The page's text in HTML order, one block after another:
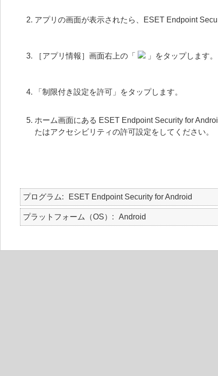
アプリの画面が表示されたら、ESET Endpoint
［アプリ情報］画面右上の「 」をタップします。
「制限付き設定を許可」をタップします。
ホーム画面にある ESET Endpoint Security for
たはアクセシビリティの許可設定をしてください。
プログラム ESET Endpoint Security for Android
プラットフォーム（OS） Android